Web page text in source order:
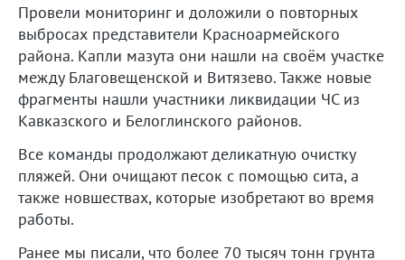
Провели мониторинг и доложили о повторных
выбросах представители Красноармейского
района. Капли мазута они нашли на своём участке
между Благовещенской и Витязево. Также новые
фрагменты нашли участники ликвидации ЧС из
Кавказского и Белоглинского районов.
Все команды продолжают деликатную очистку
пляжей. Они очищают песок с помощью сита, а
также новшествах, которые изобретают во время
работы.
Ранее мы писали, что более 70 тысяч тонн грунта